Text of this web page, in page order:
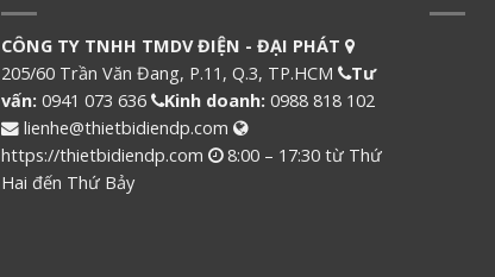
CÔNG TY TNHH TMDV ĐIỆN - ĐẠI PHÁT
205/60 Trần Văn Đang, P.11, Q.3, TP.HCM
Tư
vấn: 0941 073 636 Kinh doanh: 0988 818 102
lienhe@thietbidiendp.com
https://thietbidiendp.com
8:00 – 17:30 từ Thứ
Hai đến Thứ Bảy